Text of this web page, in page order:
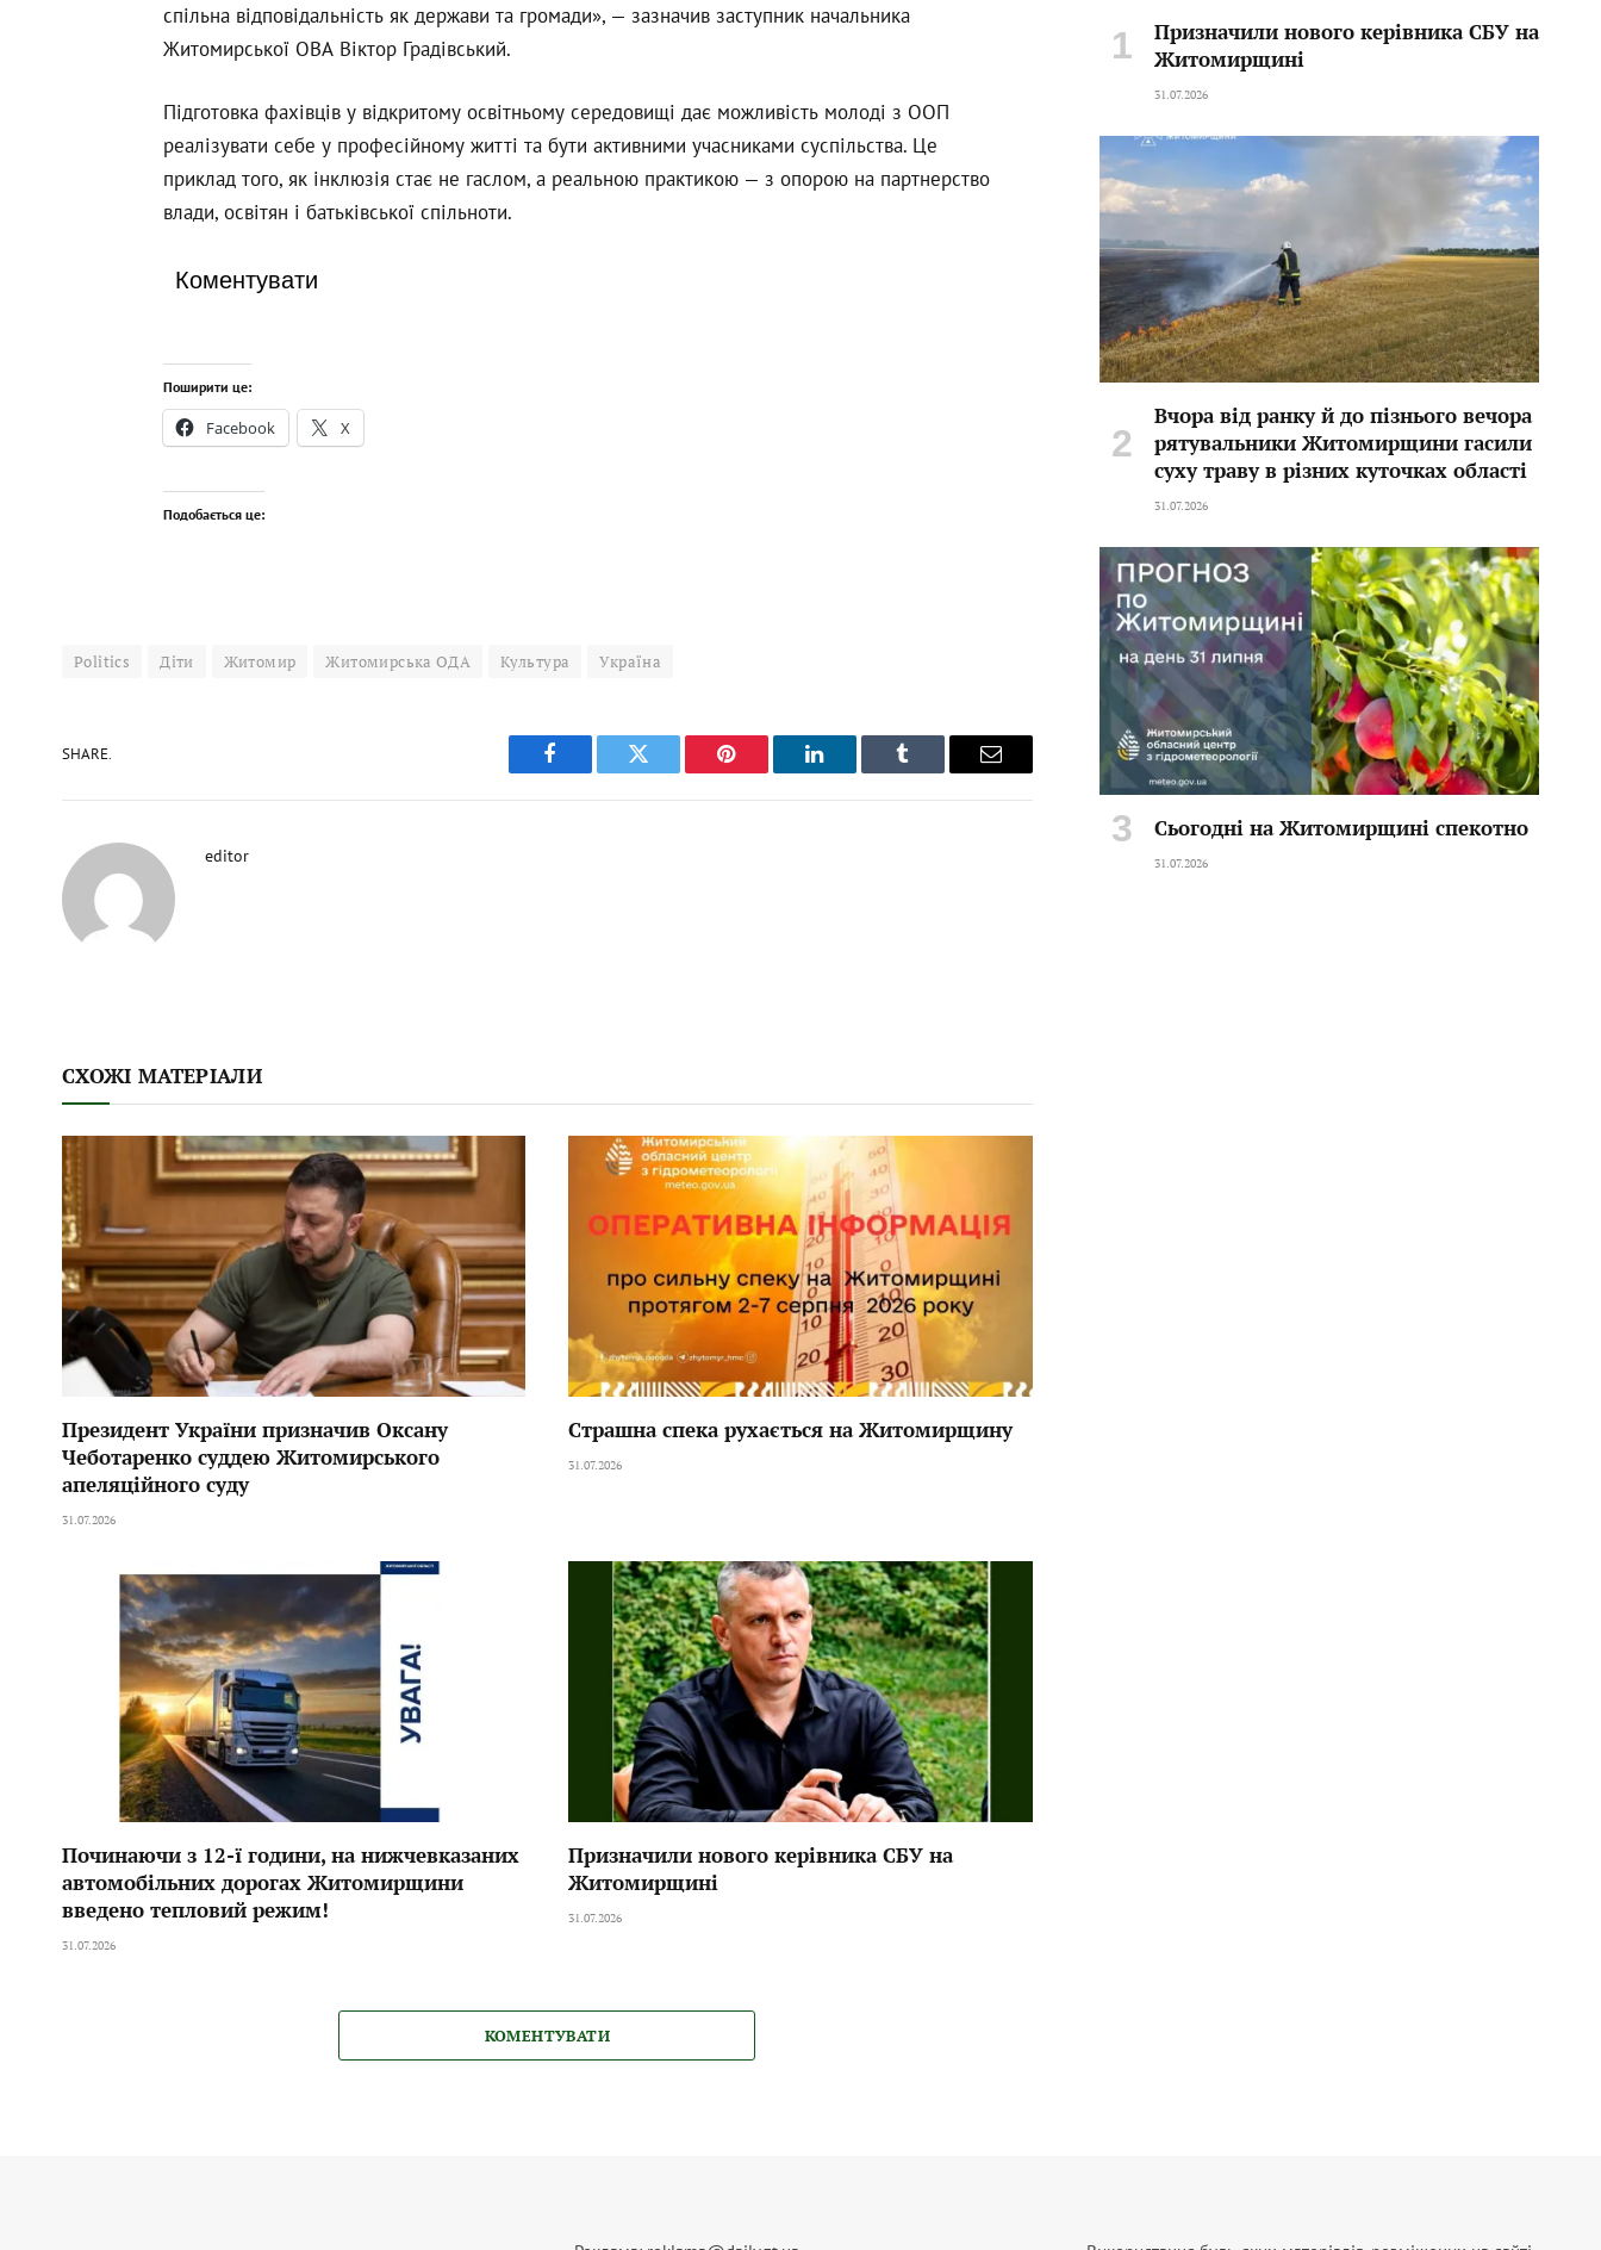
спільна відповідальність як держави та громади», — зазначив заступник начальника
Житомирської ОВА Віктор Градівський.
Підготовка фахівців у відкритому освітньому середовищі дає можливість молоді з ООП
реалізувати себе у професійному житті та бути активними учасниками суспільства. Це
приклад того, як інклюзія стає не гаслом, а реальною практикою — з опорою на партнерство
влади, освітян і батьківської спільноти.
Коментувати
Поширити це:
Facebook X
Подобається це:
Politics Діти Житомир Житомирська ОДА Культура Україна
SHARE.
Facebook Twitter Pinterest LinkedIn Tumblr Email
editor
СХОЖІ МАТЕРІАЛИ
Президент України призначив Оксану
Чеботаренко суддею Житомирського
апеляційного суду
31.07.2026
Страшна спека рухається на Житомирщину
31.07.2026
Починаючи з 12-ї години, на нижчевказаних
автомобільних дорогах Житомирщини
введено тепловий режим!
31.07.2026
Призначили нового керівника СБУ на
Житомирщині
31.07.2026
КОМЕНТУВАТИ
Призначили нового керівника СБУ на
Житомирщині
31.07.2026
Вчора від ранку й до пізнього вечора
рятувальники Житомирщини гасили
суху траву в різних куточках області
31.07.2026
Сьогодні на Житомирщині спекотно
31.07.2026